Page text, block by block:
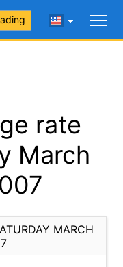
rate
March
MARCH